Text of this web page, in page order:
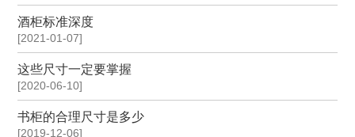
酒柜标准深度
[2021-01-07]
这些尺寸一定要掌握
[2020-06-10]
书柜的合理尺寸是多少
[2019-12-06]